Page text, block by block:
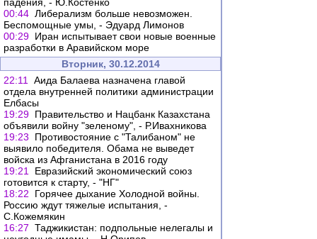
00:44 Либерализм больше невозможен.
Беспомощные умы, - Эдуард Лимонов
00:29 Иран испытывает свои новые военные
разработки в Аравийском море
Вторник, 30.12.2014
22:11
Аида Балаева назначена главой
отдела внутренней политики администрации
Елбасы
19:29 Правительство и Нацбанк Казахстана
объявили войну "зеленому", - Р.Ивахникова
19:23
Противостояние с "Талибаном" не
выявило победителя. Обама не выведет
войска из Афганистана в 2016 году
19:21
Евразийский экономический союз
готовится к старту, - "НГ"
18:22
Горячее дыхание Холодной войны.
Россию ждут тяжелые испытания, -
С.Кожемякин
16:27 Таджикистан: подпольные нелегалы и